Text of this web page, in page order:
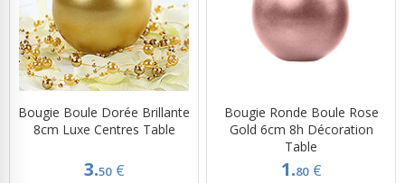
Bougie Boule Dorée Brillante
8cm Luxe Centres Table
3.50 €
Bougie Ronde Boule Rose
Gold 6cm 8h Décoration
Table
1.80 €